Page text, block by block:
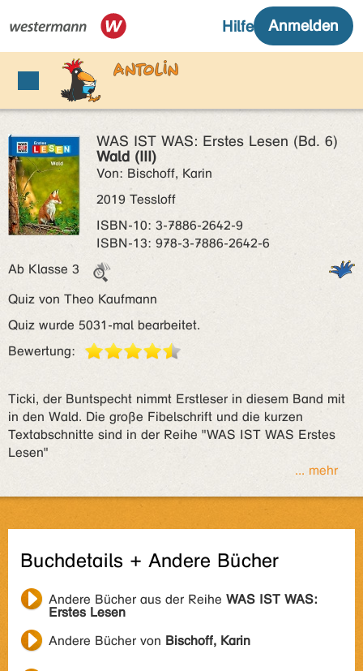
WAS IST WAS: Erstes Lesen (Bd. 6)
Wald (III)
Von: Bischoff, Karin
2019 Tessloff
ISBN‑10: 3-7886-2642-9
ISBN‑13: 978-3-7886-2642-6
Ab Klasse 3
Quiz von Theo Kaufmann
Quiz wurde 5031-mal bearbeitet.
Bewertung:
Ticki, der Buntspecht nimmt Erstleser in diesem Band mit
in den Wald. Die große Fibelschrift und die kurzen
Textabschnitte sind in der Reihe "WAS IST WAS Erstes
Lesen"
... mehr
Buchdetails + Andere Bücher
Andere Bücher aus der Reihe WAS IST WAS:
Erstes Lesen
Andere Bücher von Bischoff, Karin